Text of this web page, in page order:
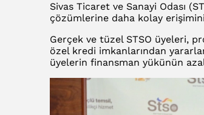
Sivas Ticaret ve Sanayi Odası
çözümlerine daha kolay
Gerçek ve tüzel STSO üyeleri,
özel kredi imkanlarından
üyelerin finansman yükünün